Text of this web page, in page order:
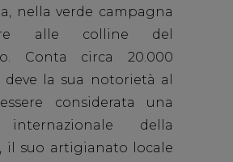
nella verde campagna
alle colline del
Conta circa 20.000
la sua notorietà al
considerata una
della
il suo artigianato locale